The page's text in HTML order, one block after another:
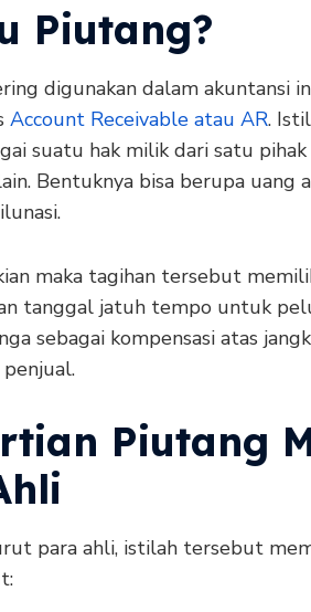
Piutang?
digunakan dalam akuntansi
Account Receivable atau AR.
suatu hak milik dari satu
Bentuknya bisa berupa uang
maka tagihan tersebut
tanggal jatuh tempo untuk
sebagai kompensasi atas
Piutang
para ahli, istilah tersebut